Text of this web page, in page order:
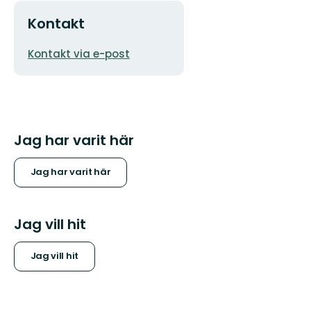
Kontakt
E-
Kontakt via e-post
Jag har varit här
Jag har varit här
Jag vill hit
Jag vill hit